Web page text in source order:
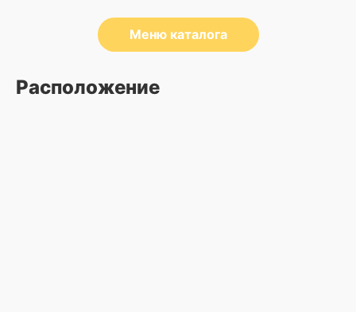
Меню каталога
Расположение